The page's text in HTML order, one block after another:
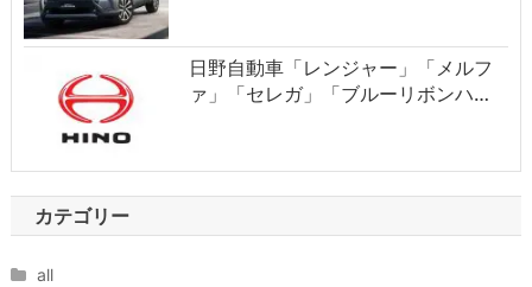
日野自動車「レンジャー」「メルフ
ァ」「セレガ」「ブルーリボンハ…
カテゴリー
all